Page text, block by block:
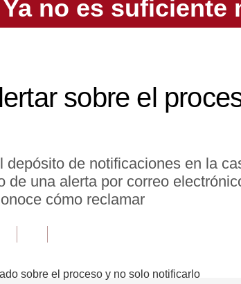
sobre el
depósito de notificaciones en la
de una alerta por correo
cómo reclamar